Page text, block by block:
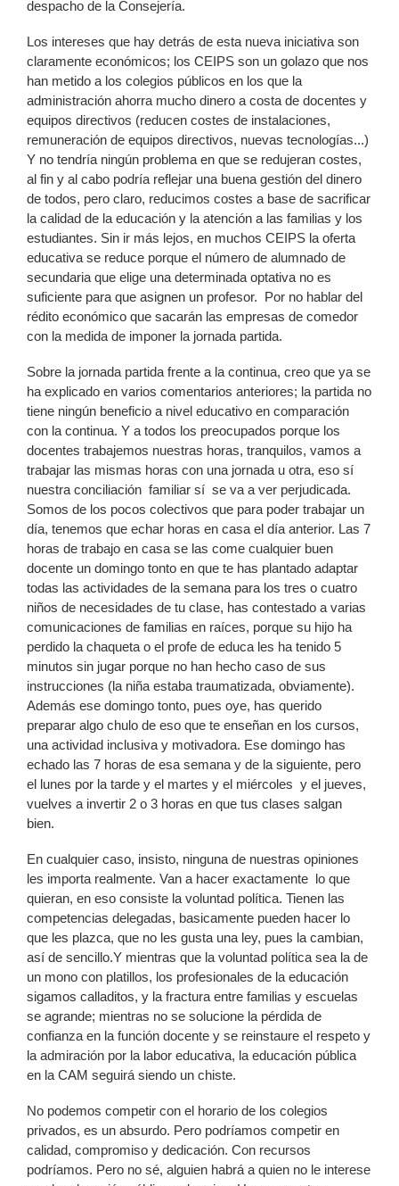
despacho de la Consejería.
Los intereses que hay detrás de esta nueva iniciativa son
claramente económicos; los CEIPS son un golazo que nos
han metido a los colegios públicos en los que la
administración ahorra mucho dinero a costa de docentes y
equipos directivos (reducen costes de instalaciones,
remuneración de equipos directivos, nuevas tecnologías...)
Y no tendría ningún problema en que se redujeran costes,
al fin y al cabo podría reflejar una buena gestión del dinero
de todos, pero claro, reducimos costes a base de sacrificar
la calidad de la educación y la atención a las familias y los
estudiantes. Sin ir más lejos, en muchos CEIPS la oferta
educativa se reduce porque el número de alumnado de
secundaria que elige una determinada optativa no es
suficiente para que asignen un profesor. Por no hablar del
rédito económico que sacarán las empresas de comedor
con la medida de imponer la jornada partida.
Sobre la jornada partida frente a la continua, creo que ya se
ha explicado en varios comentarios anteriores; la partida no
tiene ningún beneficio a nivel educativo en comparación
con la continua. Y a todos los preocupados porque los
docentes trabajemos nuestras horas, tranquilos, vamos a
trabajar las mismas horas con una jornada u otra, eso sí
nuestra conciliación familiar sí se va a ver perjudicada.
Somos de los pocos colectivos que para poder trabajar un
día, tenemos que echar horas en casa el día anterior. Las 7
horas de trabajo en casa se las come cualquier buen
docente un domingo tonto en que te has plantado adaptar
todas las actividades de la semana para los tres o cuatro
niños de necesidades de tu clase, has contestado a varias
comunicaciones de familias en raíces, porque su hijo ha
perdido la chaqueta o el profe de educa les ha tenido 5
minutos sin jugar porque no han hecho caso de sus
instrucciones (la niña estaba traumatizada, obviamente).
Además ese domingo tonto, pues oye, has querido
preparar algo chulo de eso que te enseñan en los cursos,
una actividad inclusiva y motivadora. Ese domingo has
echado las 7 horas de esa semana y de la siguiente, pero
el lunes por la tarde y el martes y el miércoles y el jueves,
vuelves a invertir 2 o 3 horas en que tus clases salgan
bien.
En cualquier caso, insisto, ninguna de nuestras opiniones
les importa realmente. Van a hacer exactamente lo que
quieran, en eso consiste la voluntad política. Tienen las
competencias delegadas, basicamente pueden hacer lo
que les plazca, que no les gusta una ley, pues la cambian,
así de sencillo.Y mientras que la voluntad política sea la de
un mono con platillos, los profesionales de la educación
sigamos calladitos, y la fractura entre familias y escuelas
se agrande; mientras no se solucione la pérdida de
confianza en la función docente y se reinstaure el respeto y
la admiración por la labor educativa, la educación pública
en la CAM seguirá siendo un chiste.
No podemos competir con el horario de los colegios
privados, es un absurdo. Pero podríamos competir en
calidad, compromiso y dedicación. Con recursos
podríamos. Pero no sé, alguien habrá a quien no le interese